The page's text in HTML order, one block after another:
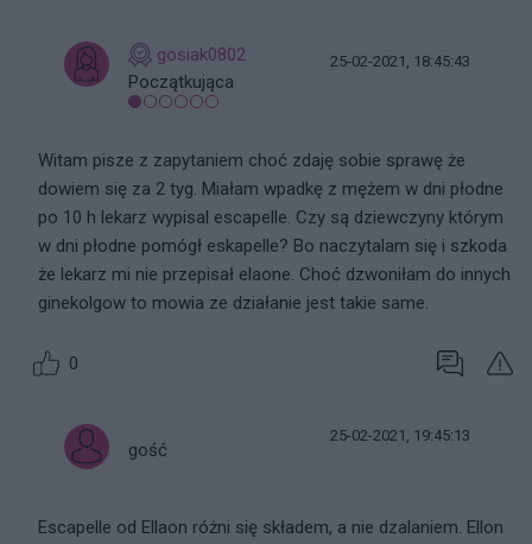
gosiak0802
Początkująca
25-02-2021, 18:45:43
Witam pisze z zapytaniem choć zdaję sobie sprawę że
dowiem się za 2 tyg. Miałam wpadkę z mężem w dni płodne
po 10 h lekarz wypisal escapelle. Czy są dziewczyny którym
w dni płodne pomógł eskapelle? Bo naczytalam się i szkoda
że lekarz mi nie przepisał elaone. Choć dzwoniłam do innych
ginekolgow to mowia ze działanie jest takie same.
0
gość
25-02-2021, 19:45:13
Escapelle od Ellaon różni się składem, a nie dzalaniem. Ellon